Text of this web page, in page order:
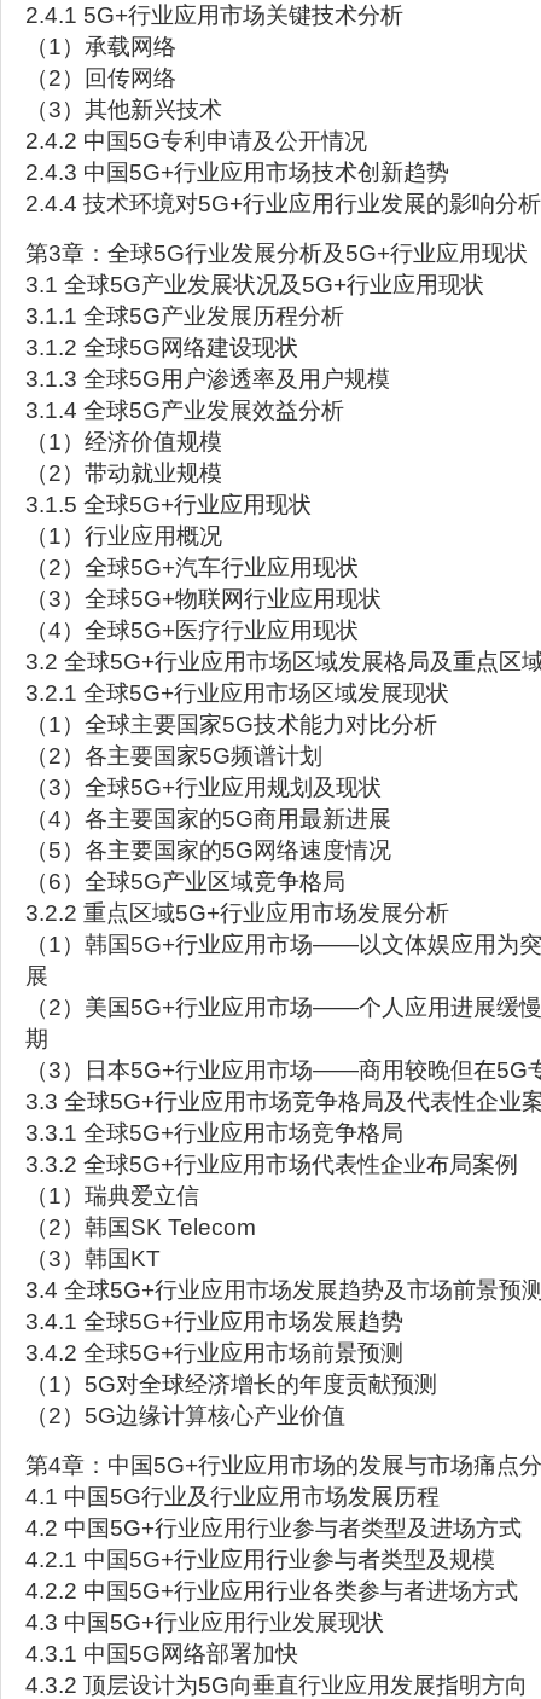
2.4.1 5G+行业应用市场关键技术分析
（1）承载网络
（2）回传网络
（3）其他新兴技术
2.4.2 中国5G专利申请及公开情况
2.4.3 中国5G+行业应用市场技术创新趋势
2.4.4 技术环境对5G+行业应用行业发展的影响分析
第3章：全球5G行业发展分析及5G+行业应用现状
3.1 全球5G产业发展状况及5G+行业应用现状
3.1.1 全球5G产业发展历程分析
3.1.2 全球5G网络建设现状
3.1.3 全球5G用户渗透率及用户规模
3.1.4 全球5G产业发展效益分析
（1）经济价值规模
（2）带动就业规模
3.1.5 全球5G+行业应用现状
（1）行业应用概况
（2）全球5G+汽车行业应用现状
（3）全球5G+物联网行业应用现状
（4）全球5G+医疗行业应用现状
3.2 全球5G+行业应用市场区域发展格局及重点区
3.2.1 全球5G+行业应用市场区域发展现状
（1）全球主要国家5G技术能力对比分析
（2）各主要国家5G频谱计划
（3）全球5G+行业应用规划及现状
（4）各主要国家的5G商用最新进展
（5）各主要国家的5G网络速度情况
（6）全球5G产业区域竞争格局
3.2.2 重点区域5G+行业应用市场发展分析
（1）韩国5G+行业应用市场——以文体娱应用为
展
（2）美国5G+行业应用市场——个人应用进展缓
期
（3）日本5G+行业应用市场——商用较晚但在5G
3.3 全球5G+行业应用市场竞争格局及代表性企业
3.3.1 全球5G+行业应用市场竞争格局
3.3.2 全球5G+行业应用市场代表性企业布局案例
（1）瑞典爱立信
（2）韩国SK Telecom
（3）韩国KT
3.4 全球5G+行业应用市场发展趋势及市场前景预
3.4.1 全球5G+行业应用市场发展趋势
3.4.2 全球5G+行业应用市场前景预测
（1）5G对全球经济增长的年度贡献预测
（2）5G边缘计算核心产业价值
第4章：中国5G+行业应用市场的发展与市场痛点
4.1 中国5G行业及行业应用市场发展历程
4.2 中国5G+行业应用行业参与者类型及进场方式
4.2.1 中国5G+行业应用行业参与者类型及规模
4.2.2 中国5G+行业应用行业各类参与者进场方式
4.3 中国5G+行业应用行业发展现状
4.3.1 中国5G网络部署加快
4.3.2 顶层设计为5G向垂直行业应用发展指明方向